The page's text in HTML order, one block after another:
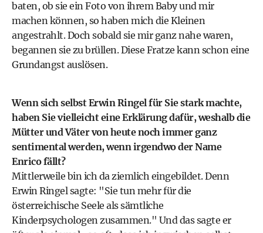
baten, ob sie ein Foto von ihrem Baby und mir
machen können, so haben mich die Kleinen
angestrahlt. Doch sobald sie mir ganz nahe waren,
begannen sie zu brüllen. Diese Fratze kann schon eine
Grundangst auslösen.
Wenn sich selbst Erwin Ringel für Sie stark machte,
haben Sie vielleicht eine Erklärung dafür, weshalb die
Mütter und Väter von heute noch immer ganz
sentimental werden, wenn irgendwo der Name
Enrico fällt?
Mittlerweile bin ich da ziemlich eingebildet. Denn
Erwin Ringel sagte: "Sie tun mehr für die
österreichische Seele als sämtliche
Kinderpsychologen zusammen." Und das sagte er